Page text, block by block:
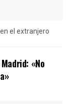
el extranjero
«No